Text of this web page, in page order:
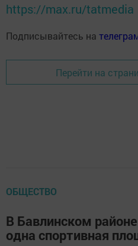
https://max.ru/tatmedia
Подписывайтесь на
Перейти на
ОБЩЕСТВО
В Бавлинском
одна спортивная